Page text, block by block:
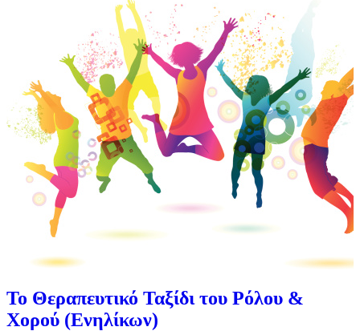
Το Θεραπευτικό Ταξίδι του Ρόλου &
Χορού (Ενηλίκων)